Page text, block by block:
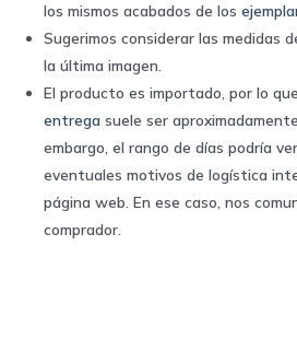
los mismos acabados de los
Sugerimos considerar las medidas
la última imagen.
El producto es importado, por lo
entrega suele ser
embargo, el rango de días podría
eventuales motivos de logística
página web. En ese caso, nos
comprador.